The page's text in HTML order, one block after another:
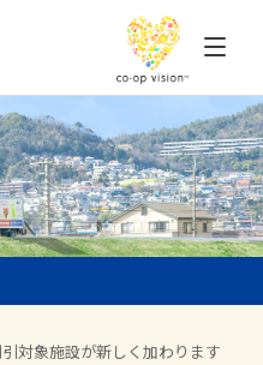
対象施設が新しく加わります